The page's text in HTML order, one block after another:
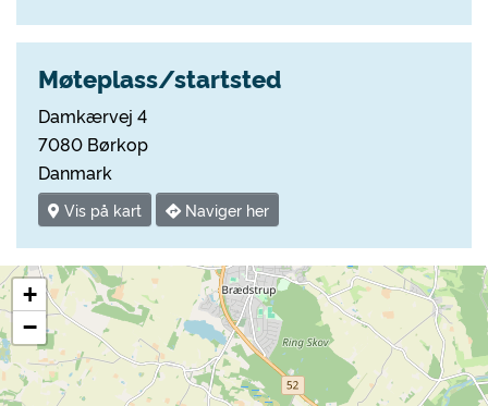
Møteplass/startsted
Damkærvej 4
7080 Børkop
Danmark
Vis på kart Naviger her
+
−